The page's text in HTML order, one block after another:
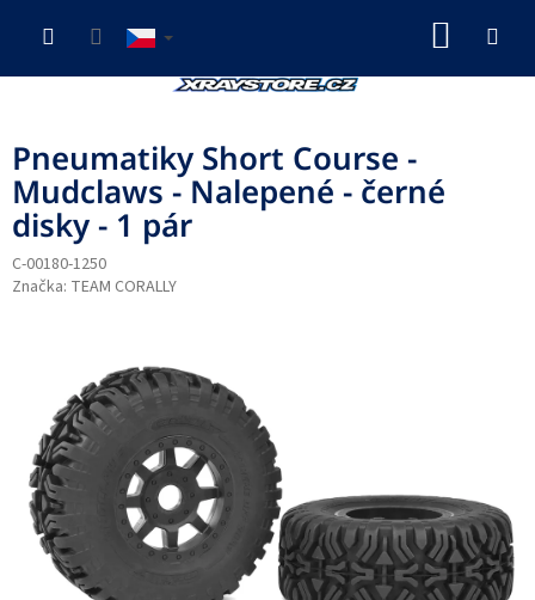
Pneumatiky Short Course -
Mudclaws - Nalepené - černé
disky - 1 pár
C-00180-1250
Značka: TEAM CORALLY